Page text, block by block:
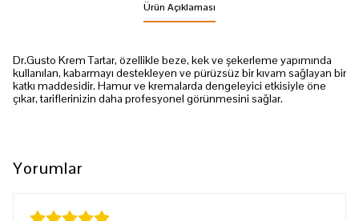
Ürün Açıklaması
Dr.Gusto Krem Tartar, özellikle beze, kek ve şekerleme yapımında
kullanılan, kabarmayı destekleyen ve pürüzsüz bir kıvam sağlayan bir
katkı maddesidir. Hamur ve kremalarda dengeleyici etkisiyle öne
çıkar, tariflerinizin daha profesyonel görünmesini sağlar.
Yorumlar